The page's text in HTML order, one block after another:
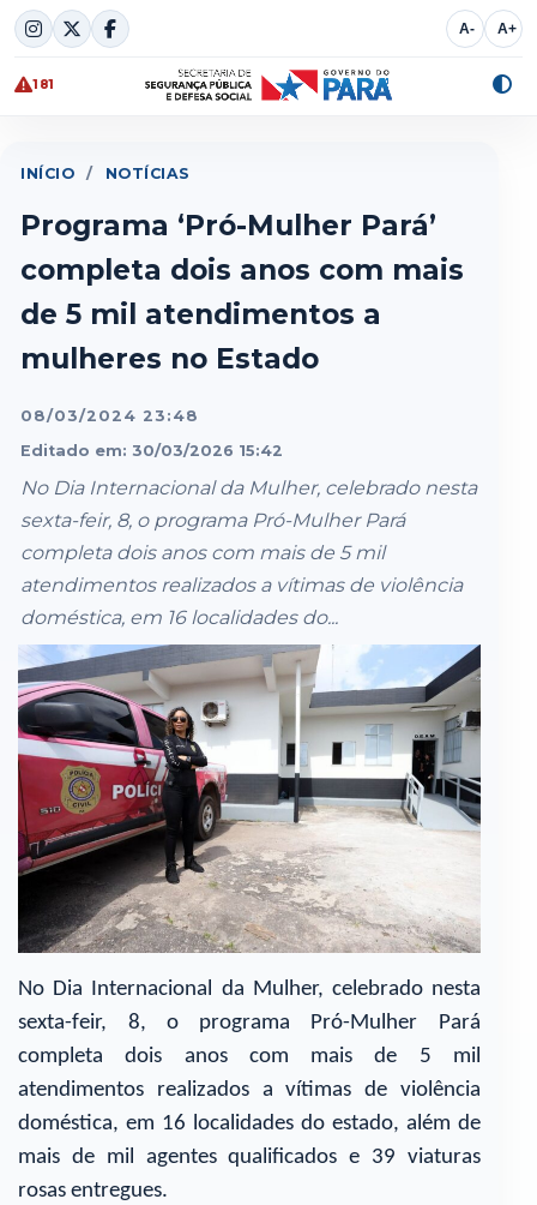
Skip
to
content
A- A+
181
INÍCIO / NOTÍCIAS
Programa ‘Pró-Mulher Pará’
completa dois anos com mais
de 5 mil atendimentos a
mulheres no Estado
08/03/2024 23:48
Editado em: 30/03/2026 15:42
No Dia Internacional da Mulher, celebrado nesta
sexta-feir, 8, o programa Pró-Mulher Pará
completa dois anos com mais de 5 mil
atendimentos realizados a vítimas de violência
doméstica, em 16 localidades do...
No Dia Internacional da Mulher, celebrado nesta
sexta-feir, 8, o programa Pró-Mulher Pará
completa dois anos com mais de 5 mil
atendimentos realizados a vítimas de violência
doméstica, em 16 localidades do estado, além de
mais de mil agentes qualificados e 39 viaturas
rosas entregues.